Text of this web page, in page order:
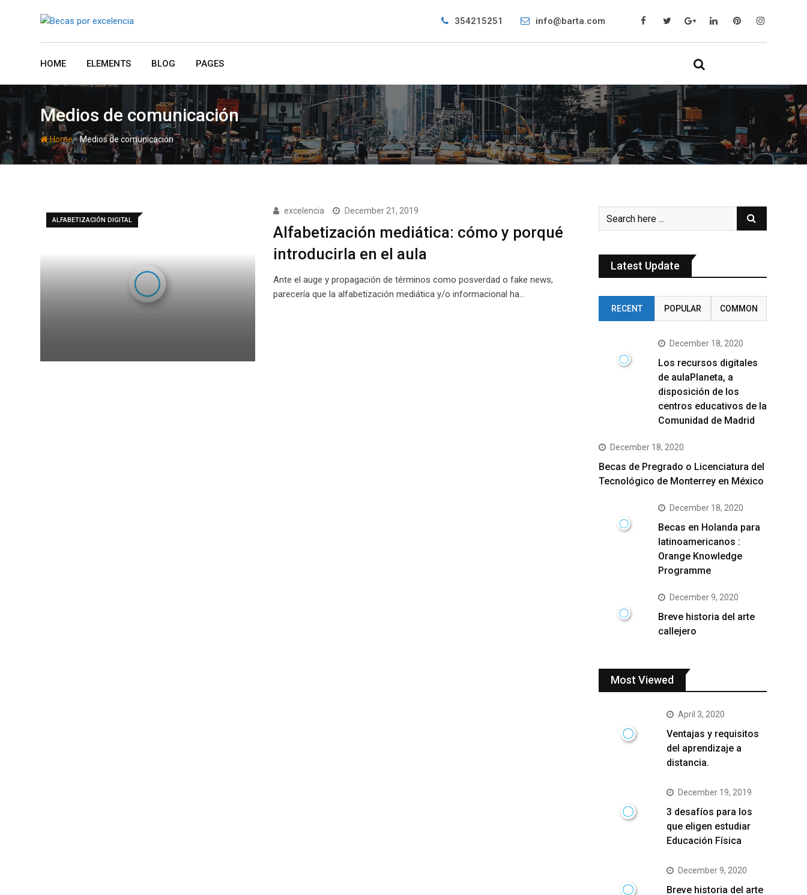
354215251 info@barta.com
HOME ELEMENTS BLOG PAGES
Medios de comunicación
Home-Medios de comunicación
ALFABETIZACIÓN DIGITAL
excelencia December 21, 2019
Alfabetización mediática: cómo y porqué
introducirla en el aula
Ante el auge y propagación de términos como posverdad o fake news,
parecería que la alfabetización mediática y/o informacional ha…
Latest Update
RECENT POPULAR COMMON
December 18, 2020
Los recursos digitales
de aulaPlaneta, a
disposición de los
centros educativos de la
Comunidad de Madrid
December 18, 2020
Becas de Pregrado o Licenciatura del
Tecnológico de Monterrey en México
December 18, 2020
Becas en Holanda para
latinoamericanos :
Orange Knowledge
Programme
December 9, 2020
Breve historia del arte
callejero
Most Viewed
April 3, 2020
Ventajas y requisitos
del aprendizaje a
distancia.
December 19, 2019
3 desafíos para los
que eligen estudiar
Educación Física
December 9, 2020
Breve historia del arte